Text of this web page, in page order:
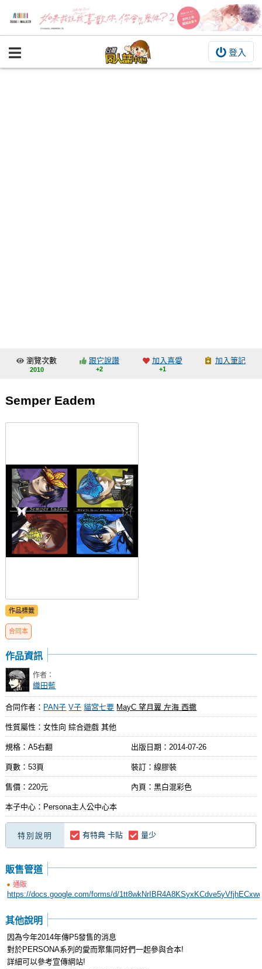
登入
BOOKY書集倉庫
交流中心
會員功能選單
登入
瀏覽次數
2010
跟它說讚
+2
加入喜愛
+1
加入筆記
Semper Eadem
作品標籤
合同本
作品資訊
作者：
織田藍
合同作者： PAN子 V子 貓宮七要 MayC 望月翼 左海 西撒
性質屬性：女性向 綜合遊戲 其他
規格：A5右翻 出版日期： 2014-07-26
頁數：53頁 裝訂：線膠裝
售價：220元 內頁：黑白混彩色
本子中心：Persona主人公中心本
特別說明 有特典 卡貼 量少
販售管道
通販
https://docs.google.com/forms/d/
其他說明
因為今年2014年傳P5發售的消息
對於PERSONA系列的愛而聚集同好們一起參與合本!
詳細可以參考宣傳網站!